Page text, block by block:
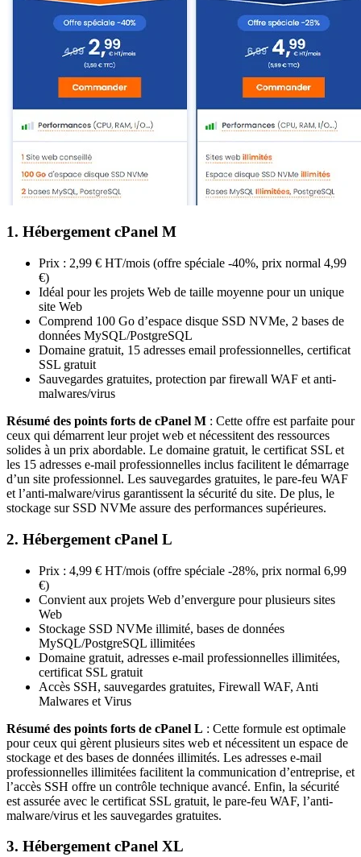
1. Hébergement cPanel M
Prix : 2,99 € HT/mois (offre spéciale -40%, prix normal 4,99
€)
Idéal pour les projets Web de taille moyenne pour un unique
site Web
Comprend 100 Go d’espace disque SSD NVMe, 2 bases de
données MySQL/PostgreSQL
Domaine gratuit, 15 adresses email professionnelles, certificat
SSL gratuit
Sauvegardes gratuites, protection par firewall WAF et anti-
malwares/virus
Résumé des points forts de cPanel M : Cette offre est parfaite pour
ceux qui démarrent leur projet web et nécessitent des ressources
solides à un prix abordable. Le domaine gratuit, le certificat SSL et
les 15 adresses e-mail professionnelles inclus facilitent le démarrage
d’un site professionnel. Les sauvegardes gratuites, le pare-feu WAF
et l’anti-malware/virus garantissent la sécurité du site. De plus, le
stockage sur SSD NVMe assure des performances supérieures.
2. Hébergement cPanel L
Prix : 4,99 € HT/mois (offre spéciale -28%, prix normal 6,99
€)
Convient aux projets Web d’envergure pour plusieurs sites
Web
Stockage SSD NVMe illimité, bases de données
MySQL/PostgreSQL illimitées
Domaine gratuit, adresses e-mail professionnelles illimitées,
certificat SSL gratuit
Accès SSH, sauvegardes gratuites, Firewall WAF, Anti
Malwares et Virus
Résumé des points forts de cPanel L : Cette formule est optimale
pour ceux qui gèrent plusieurs sites web et nécessitent un espace de
stockage et des bases de données illimités. Les adresses e-mail
professionnelles illimitées facilitent la communication d’entreprise, et
l’accès SSH offre un contrôle technique avancé. Enfin, la sécurité
est assurée avec le certificat SSL gratuit, le pare-feu WAF, l’anti-
malware/virus et les sauvegardes gratuites.
3. Hébergement cPanel XL